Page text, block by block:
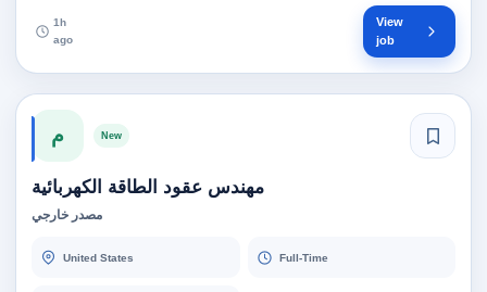
1h
ago
View
job
م New
مهندس عقود الطاقة الكهربائية
مصدر خارجي
United States Full-Time